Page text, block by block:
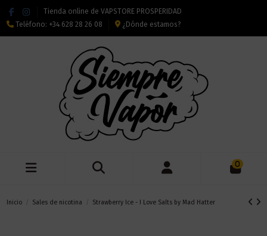
Tienda online de VAPSTORE PROSPERIDAD
Teléfono: +34 628 28 26 08 ¿Dónde estamos?
0
Inicio Sales de nicotina Strawberry Ice - I Love Salts by Mad Hatter